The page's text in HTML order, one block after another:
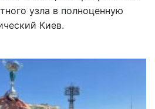
узла в полноценную
Киев.